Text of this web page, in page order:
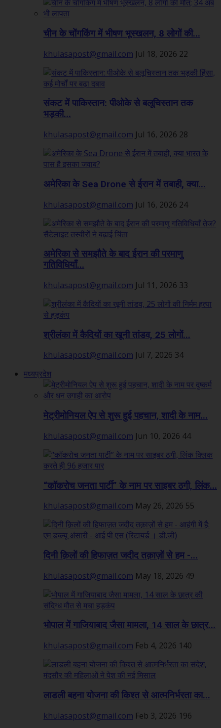
चीन के चोंगकिंग में भीषण भूस्खलन, 8 लोगों की...
khulasapost@gmail.com Jul 18, 2026 22
संकट में पाकिस्तान: पीओके से बलूचिस्तान तक
भड़की...
khulasapost@gmail.com Jul 16, 2026 28
अमेरिका के Sea Drone से ईरान में तबाही, क्या...
khulasapost@gmail.com Jul 16, 2026 24
अमेरिका से समझौते के बाद ईरान की परमाणु
गतिविधियाँ...
khulasapost@gmail.com Jul 11, 2026 33
श्रीलंका में कैदियों का खूनी तांडव, 25 लोगों...
khulasapost@gmail.com Jul 7, 2026 34
मध्यप्रदेश
मेट्रीमोनियल ऐप से शुरू हुई पहचान, शादी के नाम...
khulasapost@gmail.com Jun 10, 2026 44
“कॉकरोच जनता पार्टी” के नाम पर साइबर ठगी, लिंक...
khulasapost@gmail.com May 26, 2026 55
दिनी क़िलों की हिफाज़त जदीद तक़ाज़ों से हम -...
khulasapost@gmail.com May 18, 2026 49
भोपाल में गाजियाबाद जैसा मामला, 14 साल के छात्र...
khulasapost@gmail.com Feb 4, 2026 140
लाडली बहना योजना की किश्त से आत्मनिर्भरता का...
khulasapost@gmail.com Feb 3, 2026 196